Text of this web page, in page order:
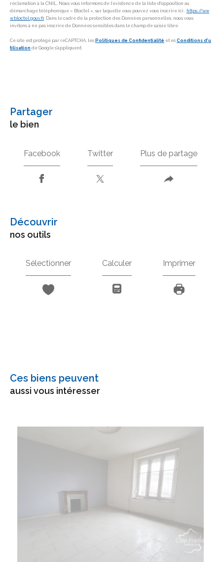
réclamation à la CNIL. Nous vous informons de l’existence de la liste d'opposition au
démarchage téléphonique « Bloctel », sur laquelle vous pouvez vous inscrire ici : https://ww
w.bloctel.gouv.fr. Dans le cadre de la protection des Données personnelles, nous vous
invitons à ne pas inscrire de Données sensibles dans le champ de saisie libre.
Ce site est protégé par reCAPTCHA, les Politiques de Confidentialité et es Conditions d'u
tilisation de Google s'appliquent.
partager
le bien
Facebook Twitter Plus de partage
découvrir
nos outils
Sélectionner Calculer Imprimer
Ces biens peuvent
aussi vous intéresser